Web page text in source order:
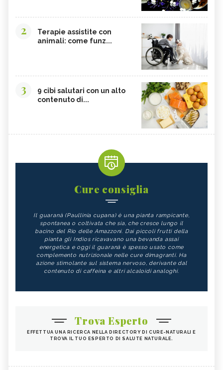
2
Terapie assistite con
animali: come funz...
3
9 cibi salutari con un alto
contenuto di...
Cure consiglia
Il guaranà (Paullinia cupana) è una pianta rampicante,
spontanea o coltivata che sia, che cresce lungo il
bacino del Rio delle Amazzoni. Dai piccoli frutti della
pianta gli Indios ricavavano una bevanda assai
energetica e oggi il guaranà è spesso usato come
complemento nutrizionale nelle cure dimagranti. Ha
azione stimolante sul sistema nervoso, derivante dal
contenuto di caffeina e altri alcaloidi analoghi.
Trova Esperto
EFFETTUA UNA RICERCA NELLA DIRECTORY DI CURE-NATURALI E
TROVA IL TUO ESPERTO DI SALUTE NATURALE.